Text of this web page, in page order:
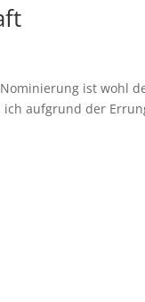
ist wohl
aufgrund der